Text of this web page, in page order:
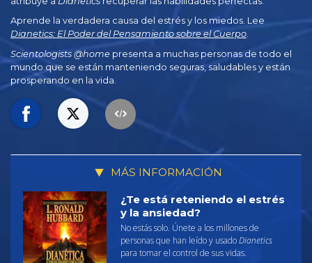
Aprende la verdadera causa del estrés y los miedos. Lee
Dianetics: El Poder del Pensamiento sobre el Cuerpo.
Scientologists @home presenta a muchas personas de todo el
mundo que se están manteniendo seguras, saludables y están
prosperando en la vida.
MÁS INFORMACIÓN
¿Te está reteniendo el estrés
y la ansiedad?
No estás solo. Únete a los millones de
personas que han leído y usadoDianetics
para tomar el control de sus vidas.